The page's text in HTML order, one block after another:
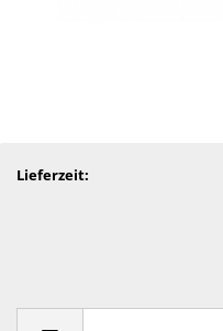
Lieferzeit: